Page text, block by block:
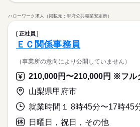
ハローワーク求人（掲載元：甲府公共職業安定所）
正社員
ＥＣ関係事務員
（事業所の意向により公開していません）
山梨県甲府市
日曜日，祝日，その他